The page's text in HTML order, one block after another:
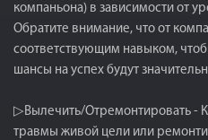
компаньона) в зависимости от
Обратите внимание, что от
соответствующим навыком,
шансы на успех будут
▷Вылечить/Отремонтировать -
травмы живой цели или